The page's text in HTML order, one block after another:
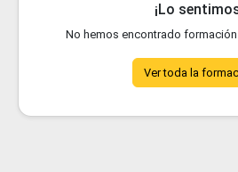
¡Lo
No hemos encontrado
Ver toda la